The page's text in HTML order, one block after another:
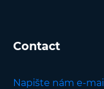
Contact
Napište nám e-mail